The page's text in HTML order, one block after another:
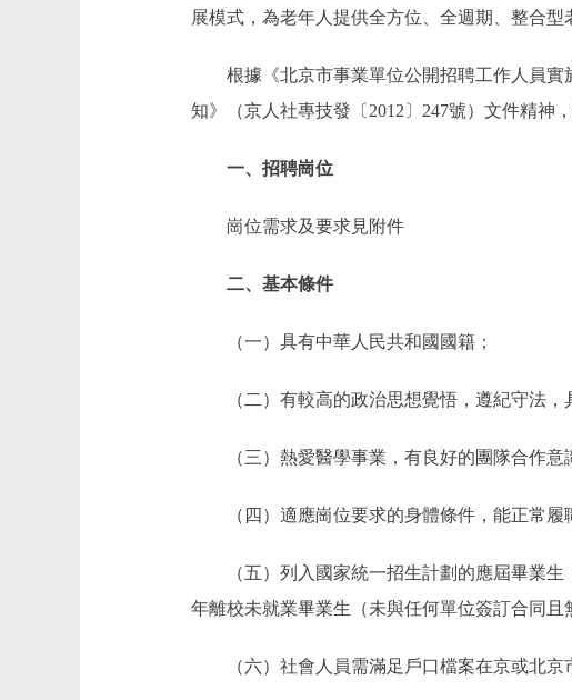
展模式，為老年人提供全方位、全週期、整合型
根據《北京市事業單位公開招聘工作人員實
知》（京人社專技發〔2012〕247號）文件精神
一、招聘崗位
崗位需求及要求見附件
二、基本條件
（一）具有中華人民共和國國籍；
（二）有較高的政治思想覺悟，遵紀守法，
（三）熱愛醫學事業，有良好的團隊合作意
（四）適應崗位要求的身體條件，能正常履
（五）列入國家統一招生計劃的應屆畢業生（
年離校未就業畢業生（未與任何單位簽訂合同且
（六）社會人員需滿足戶口檔案在京或北京